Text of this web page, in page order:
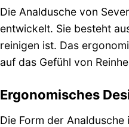
Die Analdusche von
entwickelt. Sie besteht
reinigen ist. Das
auf das Gefühl von
Ergonomisches
Die Form der